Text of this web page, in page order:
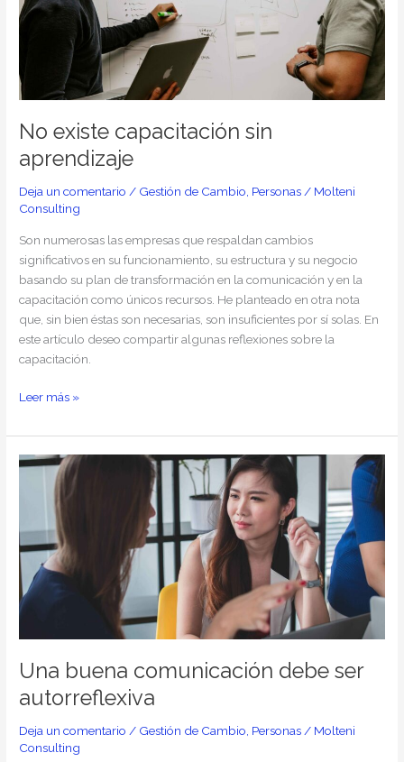
No existe capacitación sin
aprendizaje
Deja un comentario / Gestión de Cambio Personas / Molteni
Consulting
Son numerosas las empresas que respaldan cambios
significativos en su funcionamiento, su estructura y su negocio
basando su plan de transformación en la comunicación y en la
capacitación como únicos recursos. He planteado en otra nota
que, sin bien éstas son necesarias, son insuficientes por sí solas. En
este artículo deseo compartir algunas reflexiones sobre la
capacitación.
aprendizaje
Leer más »
Una buena comunicación debe ser
autorreflexiva
Deja un comentario / Gestión de Cambio Personas / Molteni
Consulting
Una
comunicación
ser
autorreflexiva